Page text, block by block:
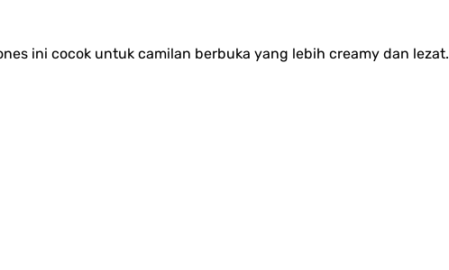
ini cocok untuk camilan berbuka yang lebih creamy dan lezat.